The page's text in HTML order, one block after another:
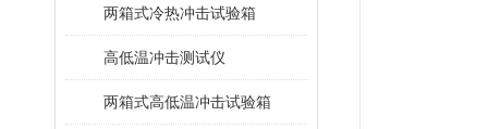
两箱式冷热冲击试验箱
高低温冲击测试仪
两箱式高低温冲击试验箱